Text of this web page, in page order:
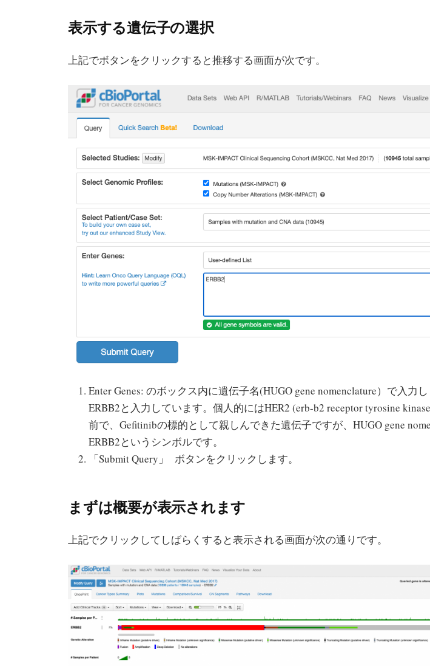
表示する遺伝子の選択
上記でボタンをクリックすると推移する画面が次です。
Enter Genes: のボックス内に遺伝子名(HUGO gene nomenclature）で入力
ERBB2と入力しています。個人的にはHER2 (erb-b2 receptor tyrosine
前で、Gefitinibの標的として親しんできた遺伝子ですが、HUGO gene
ERBB2というシンボルです。
「Submit Query」 ボタンをクリックします。
まずは概要が表示されます
上記でクリックしてしばらくすると表示される画面が次の通りです。